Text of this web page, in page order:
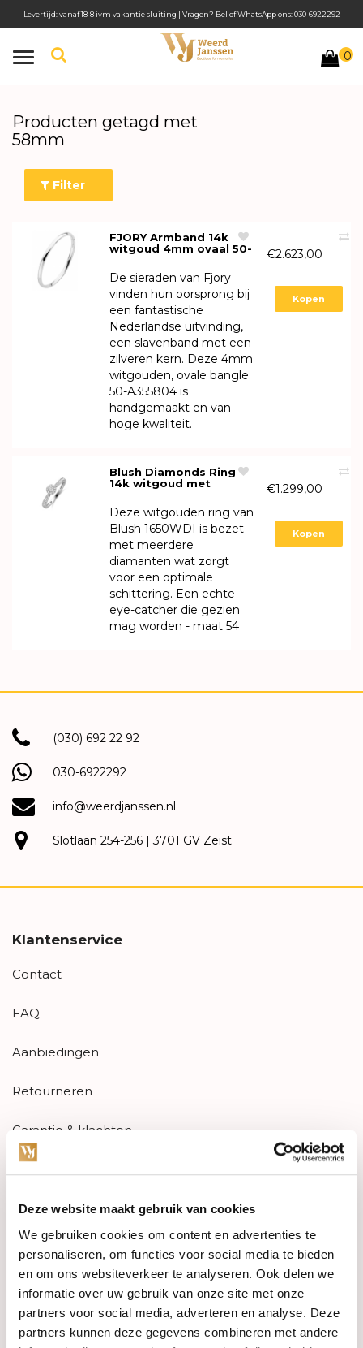
Deze website maakt gebruik van cookies
We gebruiken cookies om content en advertenties te
personaliseren, om functies voor social media te bieden
en om ons websiteverkeer te analyseren. Ook delen we
informatie over uw gebruik van onze site met onze
partners voor social media, adverteren en analyse. Deze
partners kunnen deze gegevens combineren met andere
Toggle
0
Levertijd: vanaf 18-8 ivm vakantie sluiting | Vragen? Bel of WhatsApp ons: 030-6922292
Producten getagd met
58mm
Filter
FJORY Armband 14k
witgoud 4mm ovaal 50-
De sieraden van Fjory
vinden hun oorsprong bij
een fantastische
Nederlandse uitvinding,
een slavenband met een
zilveren kern. Deze 4mm
witgouden, ovale bangle
50-A355804 is
handgemaakt en van
hoge kwaliteit.
€2.623,00
Kopen
Blush Diamonds Ring
14k witgoud met
Deze witgouden ring van
Blush 1650WDI is bezet
met meerdere
diamanten wat zorgt
voor een optimale
schittering. Een echte
eye-catcher die gezien
mag worden - maat 54
€1.299,00
Kopen
(030) 692 22 92
030-6922292
info@weerdjanssen.nl
Slotlaan 254-256 | 3701 GV Zeist
Klantenservice
Contact
FAQ
Aanbiedingen
Retourneren
Garantie & klachten
Sitemap
Categorieën
Horloges
Juwelen